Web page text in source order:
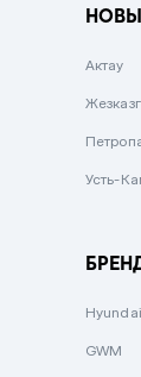
Актау
Усть-
Hyundai
GWM